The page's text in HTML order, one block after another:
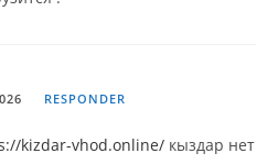
RESPONDER
kizdar-vhod.online/ кыздар нет